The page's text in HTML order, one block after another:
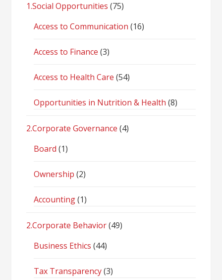
1.Social Opportunities (75)
Access to Communication (16)
Access to Finance (3)
Access to Health Care (54)
Opportunities in Nutrition & Health (8)
2.Corporate Governance (4)
Board (1)
Ownership (2)
Accounting(1)
2.Corporate Behavior(49)
Business Ethics (44)
Tax Transparency(3)